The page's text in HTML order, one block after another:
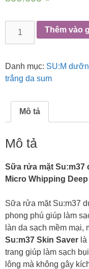
dưỡng
trắng
Su:m37
Bright
Award
Whipping
Cleansing
Foam.
lượng
Thêm vào
Danh mục: SU:M
trắng da sum
Mô tả
Mô tả
Sữa rửa mặt Su:m37
Micro Whipping
Sữa rửa mặt Su:m37
phong phú giúp làm
làn da sạch mềm mại,
Su:m37 Skin Saver
trang giúp làm sạch
lông mà không gây